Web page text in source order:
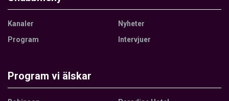
Kanaler
Program
Nyheter
Intervjuer
Program vi älskar